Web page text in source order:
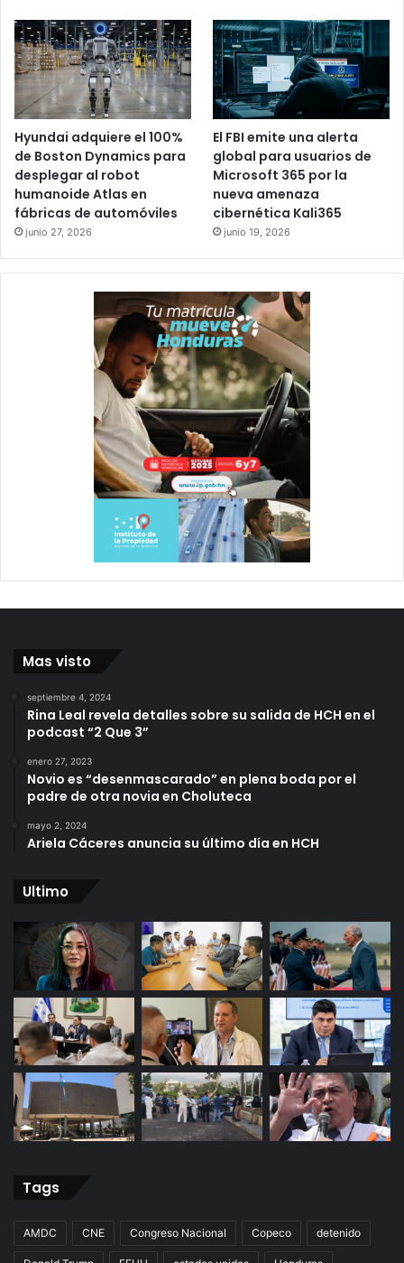
Hyundai adquiere el 100%
de Boston Dynamics para
desplegar al robot
humanoide Atlas en
fábricas de automóviles
junio 27, 2026
El FBI emite una alerta
global para usuarios de
Microsoft 365 por la
nueva amenaza
cibernética Kali365
junio 19, 2026
Mas visto
septiembre 4, 2024
Rina Leal revela detalles sobre su salida de HCH en el
podcast “2 Que 3”
enero 27, 2023
Novio es “desenmascarado” en plena boda por el
padre de otra novia en Choluteca
mayo 2, 2024
Ariela Cáceres anuncia su último día en HCH
Ultimo
Tags
AMDC CNE Congreso Nacional Copeco detenido